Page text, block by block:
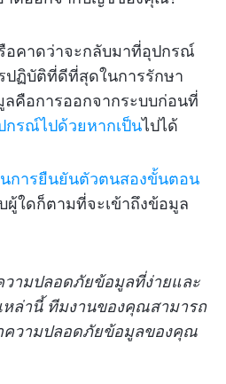
คาดว่าจะกลับมาที่อุปกรณ์
ปฏิบัติที่ดีที่สุดในการรักษา
คือการออกจากระบบก่อนที่
กรณ์ไปด้วยหากเป็นไปได้
นการยืนยันตัวตนสองขั้นตอน
ผู้ใดก็ตามที่จะเข้าถึงข้อมูล
วามปลอดภัยข้อมูลที่ง่ายและ
ล่านี้ ทีมงานของคุณสามารถ
ความปลอดภัยข้อมูลของคุณ